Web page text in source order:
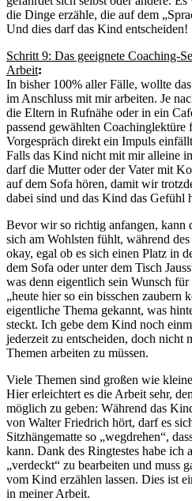
die Dinge erzähle, die auf dem
Und dies darf das Kind entscheiden!
Schritt 9: Das geeignete Coaching-
Arbeit:
In bisher 100% aller Fälle, wollte
im Anschluss mit mir arbeiten. Je
die Eltern in Rufnähe oder in ein
passend gewählten
Vorgespräch direkt ein Impuls
Falls das Kind nicht mit mir alleine
darf die Mutter oder der Vater mit
auf dem Sofa hören, damit wir
dabei sind und das Kind das Gefühl
Bevor wir so richtig anfangen, kann
sich am Wohlsten fühlt, während
okay, egal ob es sich einen Platz in
dem Sofa oder unter dem Tisch
was denn eigentlich sein Wunsch
„heute hier so ein bisschen zaubern
eigentliche Thema gekannt, was
steckt. Ich gebe dem Kind noch
jederzeit zu entscheiden, doch nicht
Themen arbeiten zu müssen.
Viele Themen sind großen wie
Hier erleichtert es die Arbeit sehr,
möglich zu geben: Während das
von Walter Friedrich hört, darf es
Sitzhängematte so „wegdrehen“,
kann. Dank des Ringtestes habe ich
„verdeckt“ zu bearbeiten und muss
vom Kind erzählen lassen. Dies ist
in meiner Arbeit.